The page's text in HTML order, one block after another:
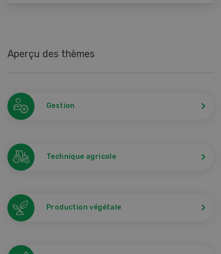
Aperçu des thèmes
Gestion
Technique agricole
Production végétale